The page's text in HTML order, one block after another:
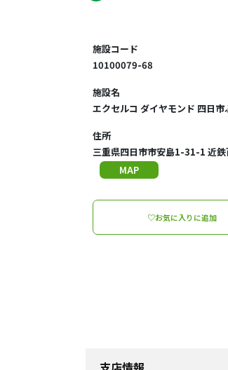
施設コード
10100079-68
施設名
エクセルコ ダイヤモンド 四日
住所
三重県四日市市安島1-31-1 近
MAP
♡お気に入りに追加